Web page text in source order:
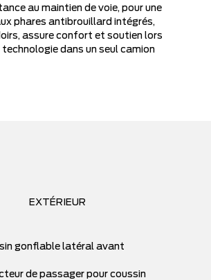
au maintien de voie, pour une
phares antibrouillard intégrés,
assure confort et soutien lors
dans un seul camion
EXTÉRIEUR
gonflable latéral avant
de passager pour coussin